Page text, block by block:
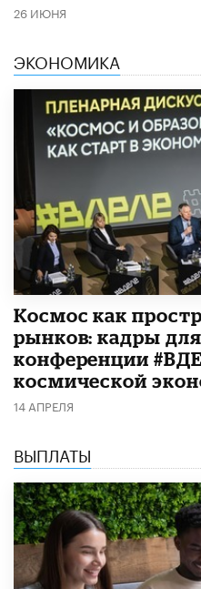
26 ИЮНЯ
ЭКОНОМИКА
Космос как
рынков: кадры
конференции
космической
14 АПРЕЛЯ
ВЫПЛАТЫ